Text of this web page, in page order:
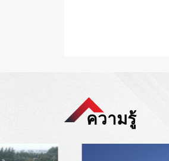
ความรู้